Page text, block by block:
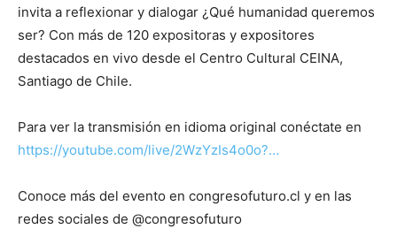
invita a reflexionar y dialogar ¿Qué humanidad queremos
ser? Con más de 120 expositoras y expositores
destacados en vivo desde el Centro Cultural CEINA,
Santiago de Chile.
Para ver la transmisión en idioma original conéctate en
https://youtube.com/live/2WzYzIs4o0o?…
Conoce más del evento en congresofuturo.cl y en las
redes sociales de @congresofuturo